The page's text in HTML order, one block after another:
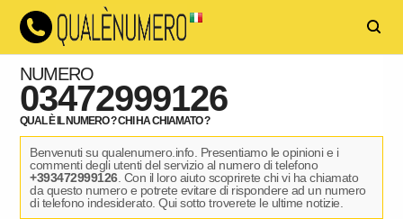
NUMERO
03472999126
QUAL È IL NUMERO ? CHI HA CHIAMATO ?
Benvenuti su qualenumero.info. Presentiamo le opinioni e i
commenti degli utenti del servizio al numero di telefono
+393472999126. Con il loro aiuto scoprirete chi vi ha chiamato
da questo numero e potrete evitare di rispondere ad un numero
di telefono indesiderato. Qui sotto troverete le ultime notizie.